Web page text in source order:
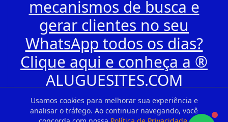
Usamos cookies para melhorar sua experiência e
analisar o tráfego. Ao continuar navegando, você
mecanismos de busca e
gerar clientes no seu
WhatsApp todos os dias?
Clique aqui e conheça a ®
ALUGUESITES.COM